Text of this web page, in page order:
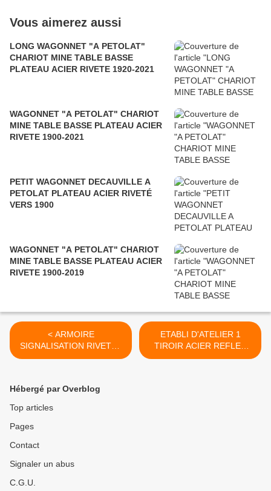
Vous aimerez aussi
LONG WAGONNET "A PETOLAT"
CHARIOT MINE TABLE BASSE
PLATEAU ACIER RIVETE 1920-2021
WAGONNET "A PETOLAT" CHARIOT
MINE TABLE BASSE PLATEAU ACIER
RIVETE 1900-2021
PETIT WAGONNET DECAUVILLE A
PETOLAT PLATEAU ACIER RIVETÉ
VERS 1900
WAGONNET "A PETOLAT" CHARIOT
MINE TABLE BASSE PLATEAU ACIER
RIVETE 1900-2019
< ARMOIRE
SIGNALISATION RIVETEE
2 PORTES VERS 1920
ETABLI D'ATELIER 1
TIROIR ACIER REFLES
SAPIN 1960 >
Hébergé par Overblog
Top articles
Pages
Contact
Signaler un abus
C.G.U.